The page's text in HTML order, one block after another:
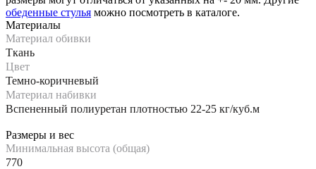
обеденные стулья можно посмотреть в каталоге.
Материалы
Материал обивки
Ткань
Цвет
Темно-коричневый
Материал набивки
Вспененный полиуретан плотностью 22-25 кг/куб.м
Размеры и вес
Минимальная высота (общая)
770